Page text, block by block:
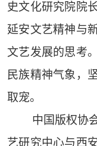
史文化研究院院
延安文艺精神与
文艺发展的思考
民族精神气象，
取宠。
中国版权协
艺研究中心与西